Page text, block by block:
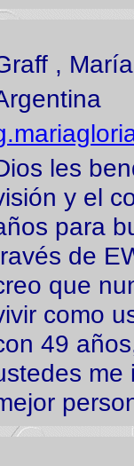
,
les
y el
para
de
que
como
49
me